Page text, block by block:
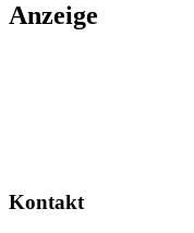
Anzeige
Kontakt